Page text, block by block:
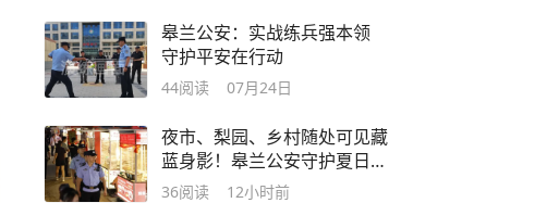
皋兰公安：实战练兵强本领
守护平安在行动
44阅读 07月24日
夜市、梨园、乡村随处可见藏
蓝身影！皋兰公安守护夏日平
安
36阅读 12小时前